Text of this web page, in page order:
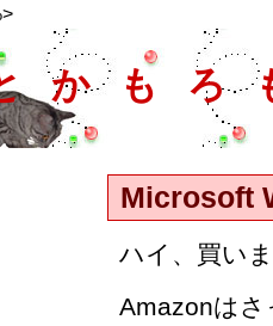
かもろ
Microsoft
ハイ、買い
Amazonは